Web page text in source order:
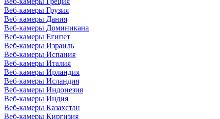
Веб-камеры Грузия
Веб-камеры Дания
Веб-камеры Доминикана
Веб-камеры Египет
Веб-камеры Израиль
Веб-камеры Испания
Веб-камеры Италия
Веб-камеры Ирландия
Веб-камеры Исландия
Веб-камеры Индонезия
Веб-камеры Индия
Веб-камеры Казахстан
Веб-камеры Киргизия